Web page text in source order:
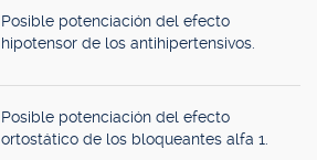
Posible potenciación del efecto
hipotensor de los antihipertensivos.
Posible potenciación del efecto
ortostático de los bloqueantes alfa 1.